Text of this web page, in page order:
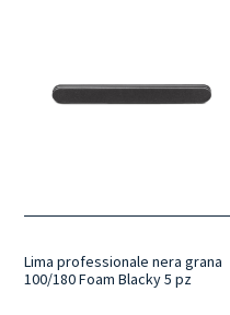
Lima professionale nera grana
100/180 Foam Blacky 5 pz